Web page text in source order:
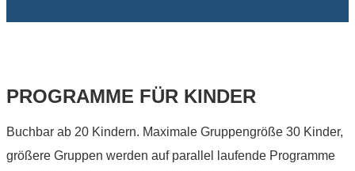
PROGRAMME FÜR KINDER
Buchbar ab 20 Kindern. Maximale Gruppengröße 30 Kinder,
größere Gruppen werden auf parallel laufende Programme